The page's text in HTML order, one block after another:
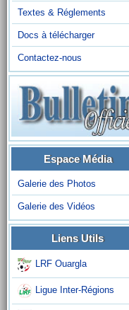
Textes & Réglements
Docs à télécharger
Contactez-nous
Espace Média
Galerie des Photos
Galerie des Vidéos
Liens Utils
LRF Ouargla
Ligue Inter-Régions